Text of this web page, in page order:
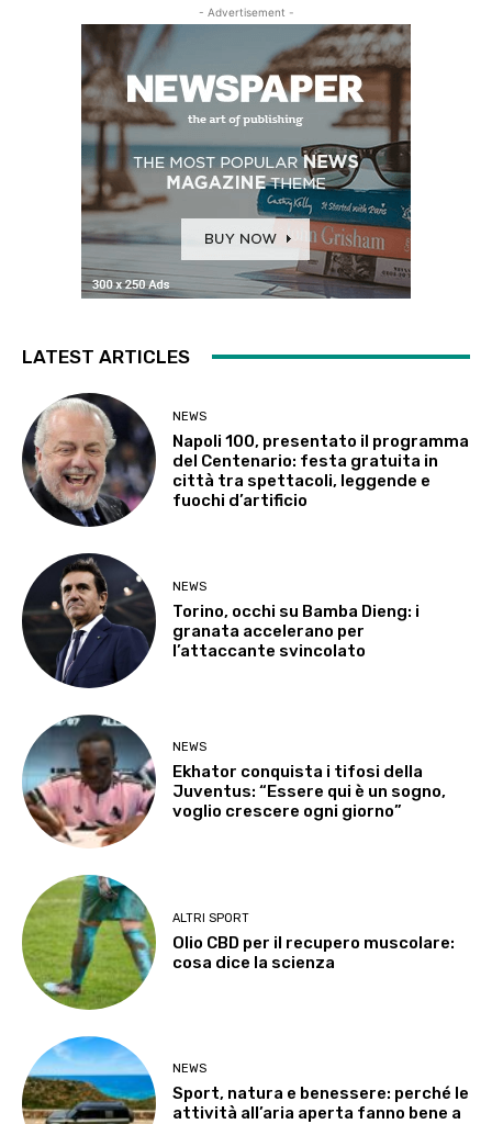
- Advertisement -
LATEST ARTICLES
NEWS
Napoli 100, presentato il programma
del Centenario: festa gratuita in
città tra spettacoli, leggende e
fuochi d’artificio
NEWS
Torino, occhi su Bamba Dieng: i
granata accelerano per
l’attaccante svincolato
NEWS
Ekhator conquista i tifosi della
Juventus: “Essere qui è un sogno,
voglio crescere ogni giorno”
ALTRI SPORT
Olio CBD per il recupero muscolare:
cosa dice la scienza
NEWS
Sport, natura e benessere: perché le
attività all’aria aperta fanno bene a